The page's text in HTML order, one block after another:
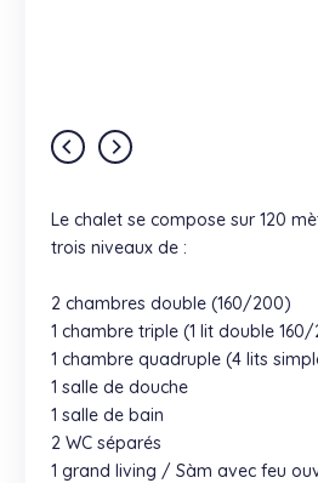
Le chalet se compose sur 120
trois niveaux de :
2 chambres double (160/200)
1 chambre triple (1 lit double
1 chambre quadruple (4 lits
1 salle de douche
1 salle de bain
2 WC séparés
1 grand living / Sàm avec feu